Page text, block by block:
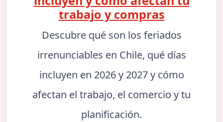
trabajo y compras
Descubre qué son los feriados
irrenunciables en Chile, qué días
incluyen en 2026 y 2027 y cómo
afectan el trabajo, el comercio y tu
planificación.